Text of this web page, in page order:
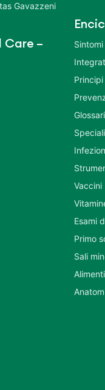
Gavazzeni
Care –
Vaccini
Esami
Primo
Sali
Alimenti